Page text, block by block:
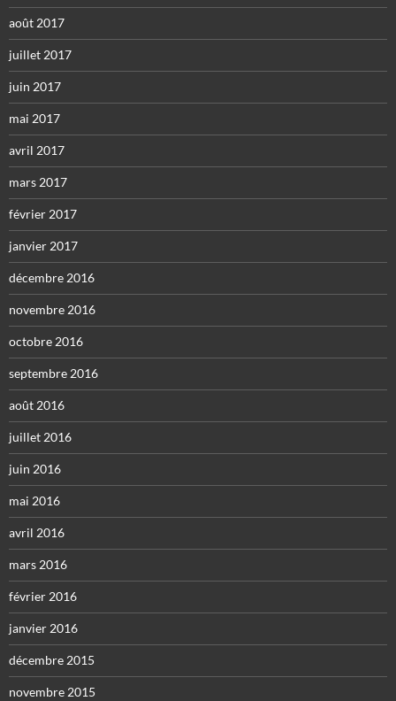
août 2017
juillet 2017
juin 2017
mai 2017
avril 2017
mars 2017
février 2017
janvier 2017
décembre 2016
novembre 2016
octobre 2016
septembre 2016
août 2016
juillet 2016
juin 2016
mai 2016
avril 2016
mars 2016
février 2016
janvier 2016
décembre 2015
novembre 2015